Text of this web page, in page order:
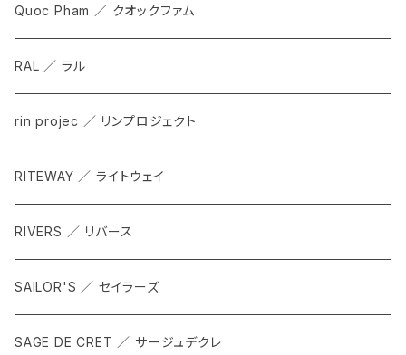
Quoc Pham ／ クオックファム
RAL ／ ラル
rin projec ／ リンプロジェクト
RITEWAY ／ ライトウェイ
RIVERS ／ リバース
SAILOR'S ／ セイラーズ
SAGE DE CRET ／ サージュデクレ